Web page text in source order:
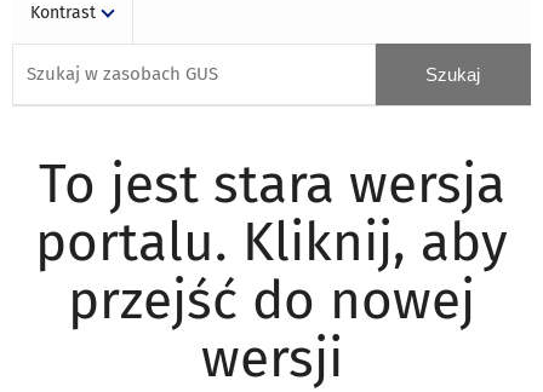
Kontrast
To jest stara wersja
portalu. Kliknij, aby
przejść do nowej
wersji